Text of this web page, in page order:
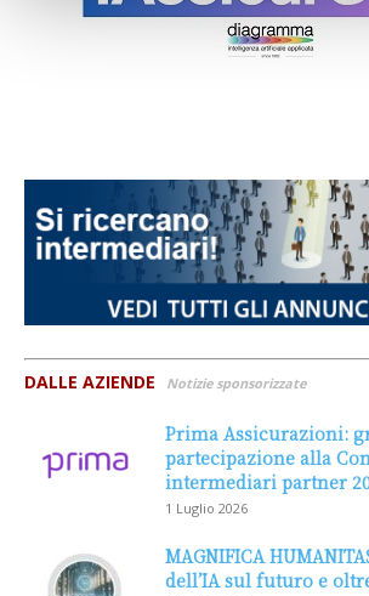
DALLE AZIENDE Notizie sponsorizzate
Prima Assicurazioni:
partecipazione alla
intermediari partner
1 Luglio 2026
MAGNIFICA
dell’IA sul futuro e